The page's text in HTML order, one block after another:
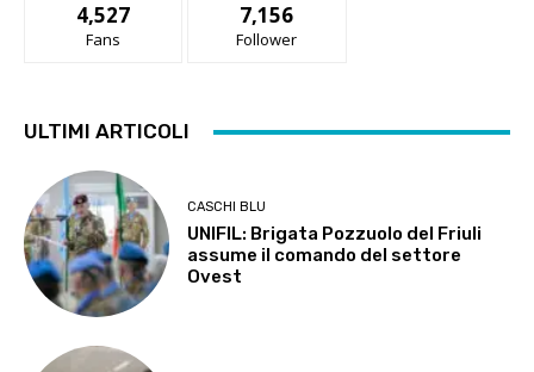
4,527
Fans
7,156
Follower
ULTIMI ARTICOLI
CASCHI BLU
UNIFIL: Brigata Pozzuolo del Friuli
assume il comando del settore
Ovest